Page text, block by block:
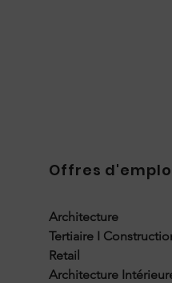
Offres
Architecture
Tertiaire I
Retail
Architecture